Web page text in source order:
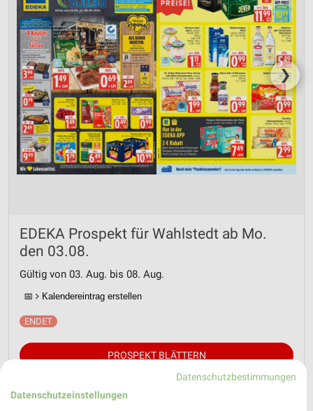
❯
EDEKA Prospekt für Wahlstedt ab Mo.
den 03.08.
Gültig von 03. Aug. bis 08. Aug.
📅 Kalendereintrag erstellen
PROSPEKT BLÄTTERN
Datenschutzbestimmungen
Datenschutzeinstellungen